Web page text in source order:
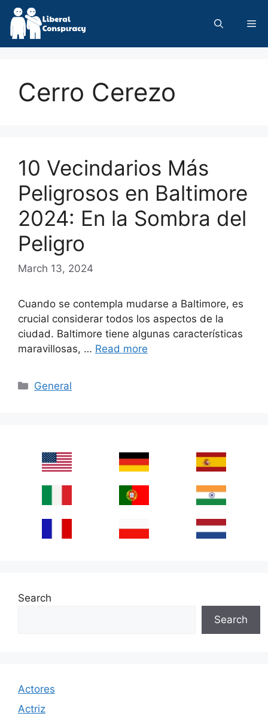
Skip
content
Cerro Cerezo
10 Vecindarios Más
Peligrosos en Baltimore
2024: En la Sombra del
Peligro
March 13, 2024
Cuando se contempla mudarse a Baltimore, es
crucial considerar todos los aspectos de la
ciudad. Baltimore tiene algunas características
maravillosas, … Read more
Categories
General
Search
Search
Actores
Actriz